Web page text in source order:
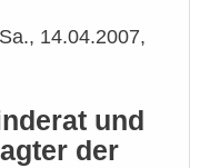
Sa., 14.04.2007,
und
der